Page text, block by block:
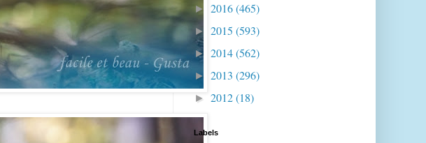
► 2016(465)
► 2015 (593)
► 2014(562)
► 2013 (296)
► 2012(18)
Labels